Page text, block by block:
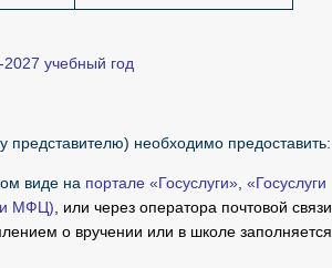
учебный год
представителю) необходимо предоставить:
виде на портале «Госуслуги», «Госуслуги
МФЦ) , или через оператора почтовой связи
о вручении или в школе заполняется